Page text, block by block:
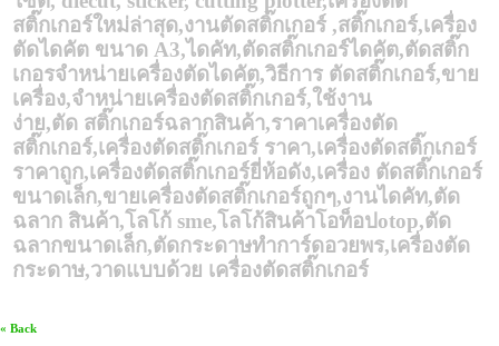
สติ๊กเกอร์ใหม่ล่าสุด,งานตัดสติ๊กเกอร์ ,สติ๊กเกอร์,เครื่อง
ตัดไดคัต ขนาด A3,ไดคัท,ตัดสติ๊กเกอร์ไดคัต,ตัดสติ๊ก
เกอรจำหน่ายเครื่องตัดไดคัต,วิธีการ ตัดสติ๊กเกอร์,ขาย
เครื่อง,จำหน่ายเครื่องตัดสติ๊กเกอร์,ใช้งาน
ง่าย,ตัด สติ๊กเกอร์ฉลากสินค้า,ราคาเครื่องตัด
สติ๊กเกอร์,เครื่องตัดสติ๊กเกอร์ ราคา,เครื่องตัดสติ๊กเกอร์
ราคาถูก,เครื่องตัดสติ๊กเกอร์ยี่ห้อดัง,เครื่อง ตัดสติ๊กเกอร์
ขนาดเล็ก,ขายเครื่องตัดสติ๊กเกอร์ถูกๆ,งานไดคัท,ตัด
ฉลาก สินค้า,โลโก้ sme,โลโก้สินค้าโอท็อปotop,ตัด
ฉลากขนาดเล็ก,ตัดกระดาษทำการ์ดอวยพร,เครื่องตัด
กระดาษ,วาดแบบด้วย เครื่องตัดสติ๊กเกอร์
« Back